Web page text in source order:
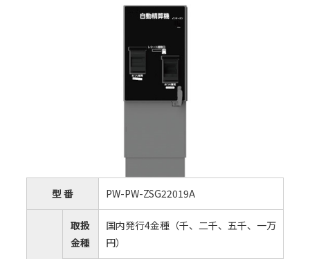
型 番 PW-PW-ZSG22019A
取扱
⾦種
国内発⾏4⾦種（千、⼆千、五千、⼀万
円）